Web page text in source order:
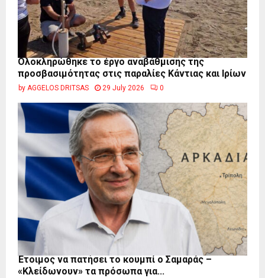
Ολοκληρώθηκε το έργο αναβάθμισης της
προσβασιμότητας στις παραλίες Κάντιας και Ιρίων
by AGGELOS DRITSAS 29 July 2026 0
Έτοιμος να πατήσει το κουμπί ο Σαμαράς –
«Κλείδωνουν» τα πρόσωπα για...